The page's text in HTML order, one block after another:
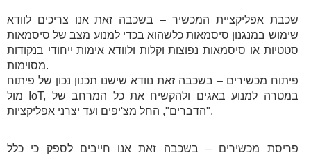
שכבת אפליקציית המכשיר – בשכבה זאת אנו צריכים לוודא
שימוש במנגנון סיסמאות כלשהוא בכדי למנוע מצב של סיסמאות
סטטיות או סיסמאות נפוצות וקלות ולוודא אימות ייחודי בנקודות
מסוימות.
פיתוח מכשירים – בשכבה זאת נוודא שישנו תכנון נכון של פיתוח
מול IoT, במטרה למנוע באגים ולהקשיח את כל המרחב של
"הדברים", החל מצ'יפים ועד יצרני אפליקציות.
פריסת מכשירים – בשכבה זאת אנו חייבים לספק כי כלל